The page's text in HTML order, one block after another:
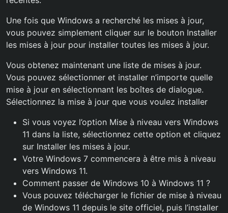
Une fois que Windows a recherché les mises à jour,
vous pouvez simplement cliquer sur le bouton Installer
les mises à jour pour installer toutes les mises à jour.
Vous obtenez maintenant une liste de mises à jour.
Vous pouvez sélectionner et installer n’importe quelle
mise à jour en sélectionnant les boîtes de dialogue.
Sélectionnez la mise à jour que vous voulez installer
Si vous voyez l’option Mise à niveau vers Windows
11 dans la liste, sélectionnez cette option et cliquez
sur Installer les mises à jour.
Votre Windows 7 commencera à être mis à niveau
vers Windows 11.
Comment passer de Windows 10 à Windows 11 ?
Vous pouvez télécharger le fichier de mise à niveau
de Windows 11 depuis le site officiel, puis l’installer